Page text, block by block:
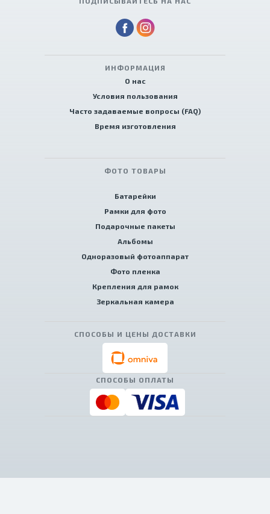
ИНФОРМАЦИЯ
О нас
Условия пользования
Часто задаваемые вопросы (FAQ)
Время изготовления
ФОТО ТОВАРЫ
Батарейки
Рамки для фото
Подарочные пакеты
Альбомы
Одноразовый фотоаппарат
Фото пленка
Крепления для рамок
Зеркальная камера
СПОСОБЫ И ЦЕНЫ ДОСТАВКИ
СПОСОБЫ ОПЛАТЫ